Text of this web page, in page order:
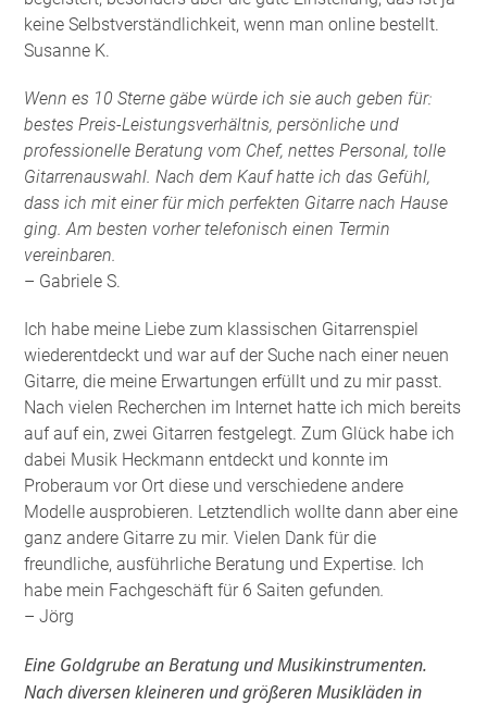
keine Selbstverständlichkeit, wenn man online bestellt.
Susanne K.
Wenn es 10 Sterne gäbe würde ich sie auch geben für:
bestes Preis-Leistungsverhältnis, persönliche und
professionelle Beratung vom Chef, nettes Personal, tolle
Gitarrenauswahl. Nach dem Kauf hatte ich das Gefühl,
dass ich mit einer für mich perfekten Gitarre nach Hause
ging. Am besten vorher telefonisch einen Termin
vereinbaren.
– Gabriele S.
Ich habe meine Liebe zum klassischen Gitarrenspiel
wiederentdeckt und war auf der Suche nach einer neuen
Gitarre, die meine Erwartungen erfüllt und zu mir passt.
Nach vielen Recherchen im Internet hatte ich mich bereits
auf auf ein, zwei Gitarren festgelegt. Zum Glück habe ich
dabei Musik Heckmann entdeckt und konnte im
Proberaum vor Ort diese und verschiedene andere
Modelle ausprobieren. Letztendlich wollte dann aber eine
ganz andere Gitarre zu mir. Vielen Dank für die
freundliche, ausführliche Beratung und Expertise. Ich
habe mein Fachgeschäft für 6 Saiten gefunden.
– Jörg
Eine Goldgrube an Beratung und Musikinstrumenten.
Nach diversen kleineren und größeren Musikläden in